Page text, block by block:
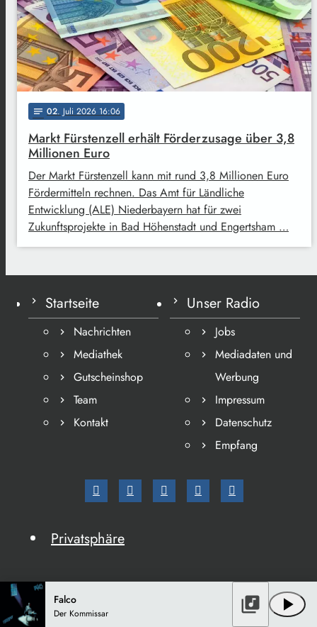
notes 02. Juli 2026 16:06
Markt Fürstenzell erhält Förderzusage über 3,8
Millionen Euro
Der Markt Fürstenzell kann mit rund 3,8 Millionen Euro
Fördermitteln rechnen. Das Amt für Ländliche
Entwicklung (ALE) Niederbayern hat für zwei
Zukunftsprojekte in Bad Höhenstadt und Engertsham …
Startseite
Nachrichten
Mediathek
Gutscheinshop
Team
Kontakt
Unser Radio
Jobs
Mediadaten und
Werbung
Impressum
Datenschutz
Empfang
Privatsphäre
Falco
Der Kommissar play_arrow
library_music